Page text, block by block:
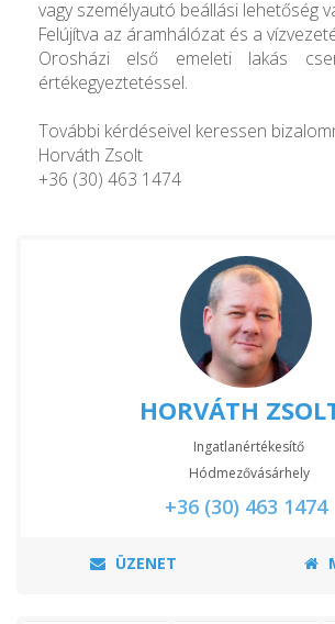
vagy személyautó beállási lehetőség
Felújítva az áramhálózat és a
Orosházi első emeleti lakás
értékegyeztetéssel.
További kérdéseivel keressen
Horváth Zsolt
+36 (30) 463 1474
HORVÁTH
Ingatlanértékesítő
Hódmezővásárhely
+36 (30) 463 1474
ÜZENET